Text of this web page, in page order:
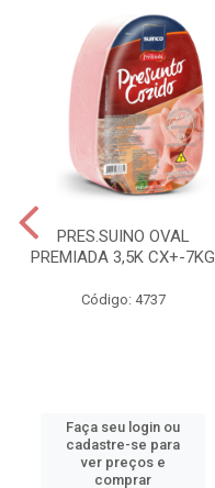
PRES.SUINO OVAL
PREMIADA 3,5K CX+-7KG
Código: 4737
Faça seu login ou
cadastre-se para
ver preços e
comprar